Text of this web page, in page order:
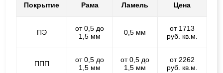
Покрытие Рама Ламель Цена
ПЭ
от 0,5 до
1,5 мм
0,5 мм
от 1713
руб. кв.м.
ППП
от 0,5 до
1,5 мм
от 0,5 до
1,5 мм
от 2262
руб. кв.м.